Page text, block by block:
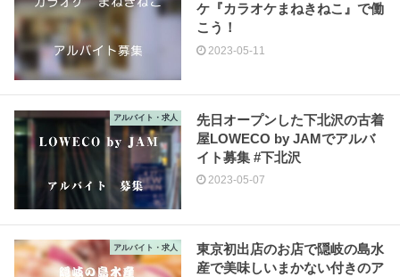
ケ『カラオケまねきねこ』で働
こう！
2023-05-11
アルバイト・求人
先日オープンした下北沢の古着
屋LOWECO by JAMでアルバ
イト募集 #下北沢
2023-05-07
アルバイト・求人
東京初出店のお店で隠岐の島水
産で美味しいまかない付きのア